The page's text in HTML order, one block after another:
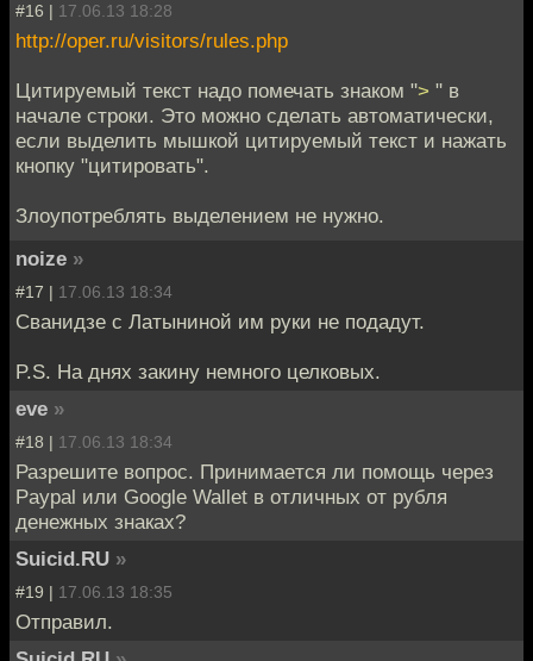
#16 | 17.06.13 18:28
http://oper.ru/visitors/rules.php
Цитируемый текст надо помечать знаком "> " в
начале строки. Это можно сделать автоматически,
если выделить мышкой цитируемый текст и нажать
кнопку "цитировать".
Злоупотреблять выделением не нужно.
noize »
#17 | 17.06.13 18:34
Сванидзе с Латыниной им руки не подадут.
P.S. На днях закину немного целковых.
eve »
#18 | 17.06.13 18:34
Разрешите вопрос. Принимаeтся ли помощь через
Paypal или Google Wallet в отличных от рубля
денежных знаках?
Suicid.RU »
#19 | 17.06.13 18:35
Отправил.